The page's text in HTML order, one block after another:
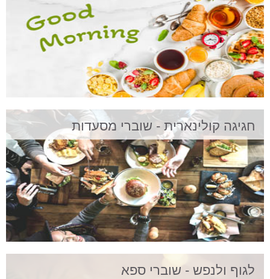
חגיגה קולינארית - שוברי מסעדות
לגוף ולנפש - שוברי ספא